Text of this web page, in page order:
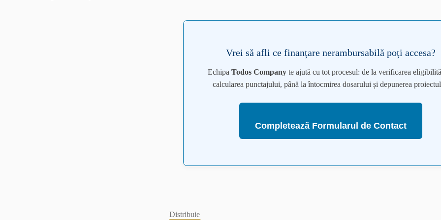
Vrei să afli ce finanțare nerambursabilă poți accesa?
Echipa Todos Companyte ajută cu tot procesul: de la verificarea
calcularea punctajului, până la întocmirea dosarului și depunerea
Completează Formularul de Contact
Distribuie